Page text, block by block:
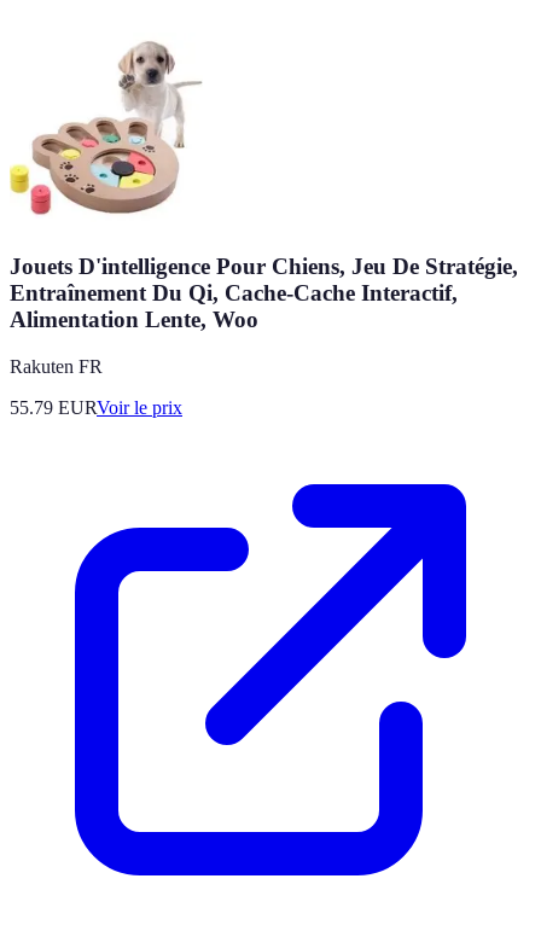
Jouets D'intelligence Pour Chiens, Jeu De Stratégie,
Entraînement Du Qi, Cache-Cache Interactif,
Alimentation Lente, Woo
Rakuten FR
55.79 EURVoir le prix